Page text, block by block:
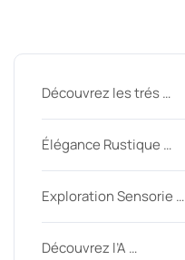
Découvrez les trés …
Élégance Rustique …
Exploration Sensorie …
Découvrez l’A …